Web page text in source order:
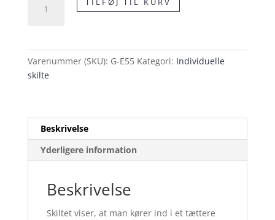
Tættere
Varenummer (SKU): G-E55 Kategori: Individuelle
skilte
Beskrivelse
Yderligere information
Beskrivelse
Skiltet viser, at man kører ind i et tættere